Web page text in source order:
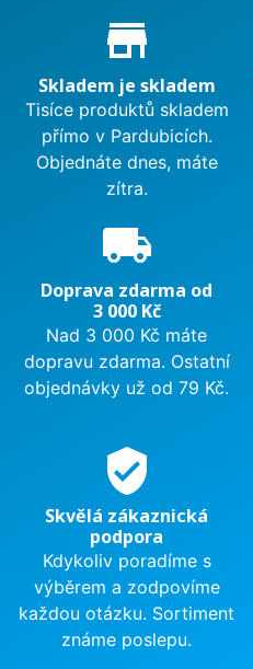
Proč nakupovat u nás?
store_mall_directory
Skladem je skladem
Tisíce produktů skladem
přímo v Pardubicích.
Objednáte dnes, máte
zítra.
local_shipping
Doprava zdarma od
3 000 Kč
Nad 3 000 Kč máte
dopravu zdarma. Ostatní
objednávky už od 79 Kč.
verified_user
Skvělá zákaznická
podpora
Kdykoliv poradíme s
výběrem a zodpovíme
každou otázku. Sortiment
známe poslepu.